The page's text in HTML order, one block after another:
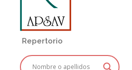
Repertorio